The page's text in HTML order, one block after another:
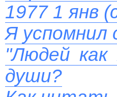
1977 1 янв
Я успомнил
"Людей
души?